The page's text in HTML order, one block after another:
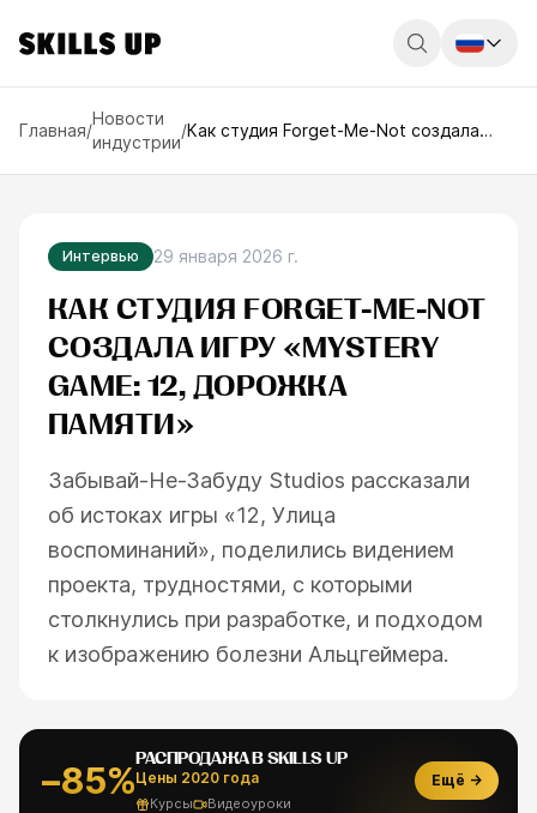
Главная/
Новости
индустрии
/Как студия Forget-Me-Not создала
памяти»
Интервью 29 января 2026 г.
КАК СТУДИЯ FORGET-ME-NOT
СОЗДАЛА ИГРУ «MYSTERY
GAME: 12, ДОРОЖКА
ПАМЯТИ»
Забывай-Не-Забуду Studios рассказали
об истоках игры «12, Улица
воспоминаний», поделились видением
проекта, трудностями, с которыми
столкнулись при разработке, и подходом
к изображению болезни Альцгеймера.
−85%
РАСПРОДАЖА В SKILLS UP
Цены 2020 года
Курсы Видеоуроки
Ещё →